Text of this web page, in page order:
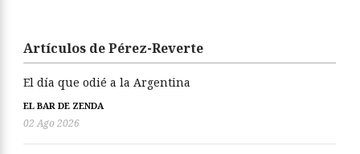
Artículos de Pérez-Reverte
El día que odié a la Argentina
EL BAR DE ZENDA
02 Ago 2026